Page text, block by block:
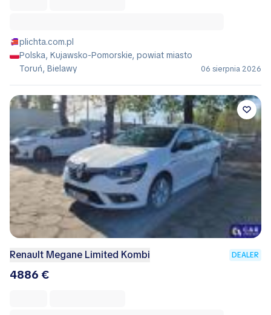
plichta.com.pl
Polska, Kujawsko-Pomorskie, powiat miasto
Toruń, Bielawy
06 sierpnia 2026
Renault Megane Limited Kombi DEALER
4886 €